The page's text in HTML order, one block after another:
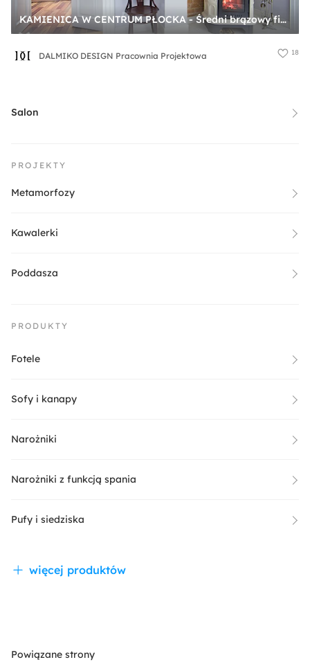
KAMIENICA W CENTRUM PŁOCKA - Średni brązowy fioletowy salon, styl nowoczesny - zdjęcie od DALMIKO DESIGN Pracownia Projektowa
DALMIKO DESIGN Pracownia Projektowa 18
Salon
PROJEKTY
Metamorfozy
Kawalerki
Poddasza
PRODUKTY
Fotele
Sofy i kanapy
Narożniki
Narożniki z funkcją spania
Pufy i siedziska
więcej produktów
Powiązane strony